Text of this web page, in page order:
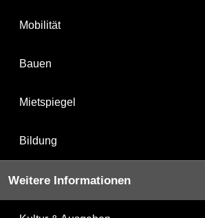
Mobilität
Bauen
Mietspiegel
Bildung
Weitere Informationen